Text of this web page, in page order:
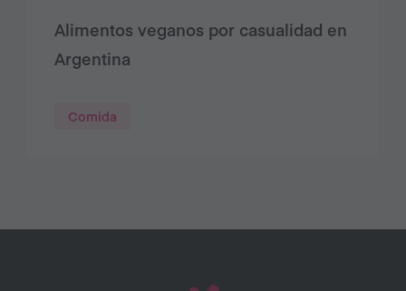
Alimentos veganos por casualidad en
Argentina
Comida